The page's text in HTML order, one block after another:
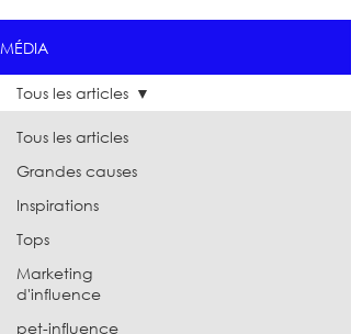
MÉDIA
Tous les articles
Grandes causes
Inspirations
Tops
Marketing
d'influence
pet-influence
Tous les articles